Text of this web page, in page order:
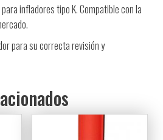
infladores tipo K. Compatible con la
para su correcta revisión y